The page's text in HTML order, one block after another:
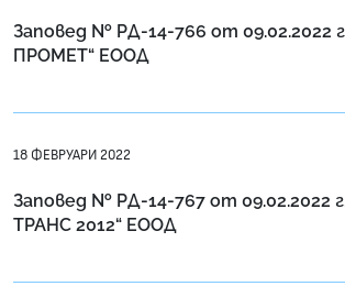
Заповед № РД-14-766 от 09.02.2022
ПРОМЕТ“ ЕООД
18 ФЕВРУАРИ 2022
Заповед № РД-14-767 от 09.02.2022
ТРАНС 2012“ ЕООД